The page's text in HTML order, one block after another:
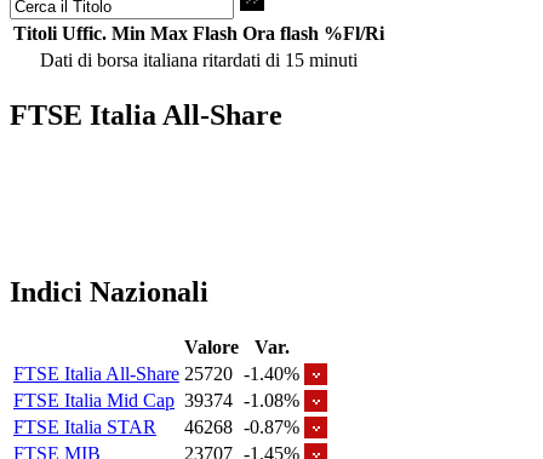
Titoli Uffic. Min Max Flash Ora flash %Fl/Ri
Dati di borsa italiana ritardati di 15 minuti
FTSE Italia All-Share
Indici Nazionali
Valore
Var.
FTSE Italia All-Share 25720 -1.40%
FTSE Italia Mid Cap 39374 -1.08%
FTSE Italia STAR
46268 -0.87%
FTSE MIB
23707 -1.45%